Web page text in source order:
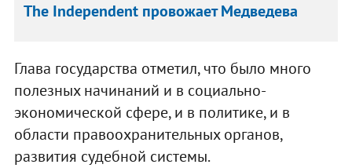
The Independent провожает Медведева
Глава государства отметил, что было много
полезных начинаний и в социально-
экономической сфере, и в политике, и в
области правоохранительных органов,
развития судебной системы.